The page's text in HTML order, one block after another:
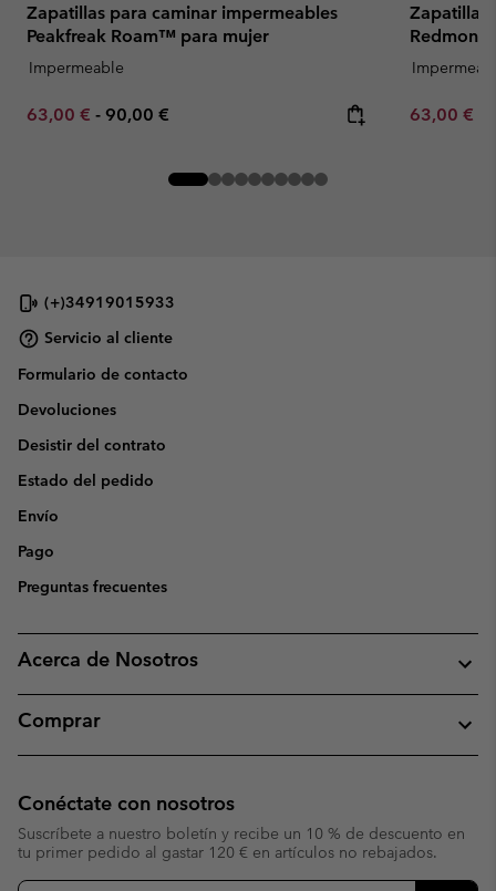
Zapatillas para caminar impermeables
Peakfreak Roam™ para mujer
Impermeable
Minimum sale price:
63,00 € - Maximum price:
90,00 €
Zapatillas
Minimum
63,00 €
(+)34919015933
Servicio al cliente
Formulario de contacto
Devoluciones
Desistir del contrato
Estado del pedido
Envío
Pago
Preguntas frecuentes
Acerca de Nosotros
Comprar
Conéctate con nosotros
Suscríbete a nuestro boletín y recibe un 10 % de descuento en
tu primer pedido al gastar 120 € en artículos no rebajados.